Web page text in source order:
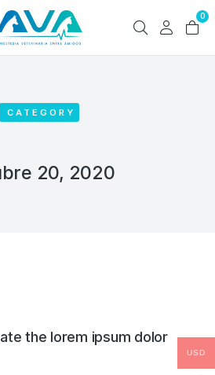
0
CATEGORY
20, 2020
the lorem ipsum dolor
USD